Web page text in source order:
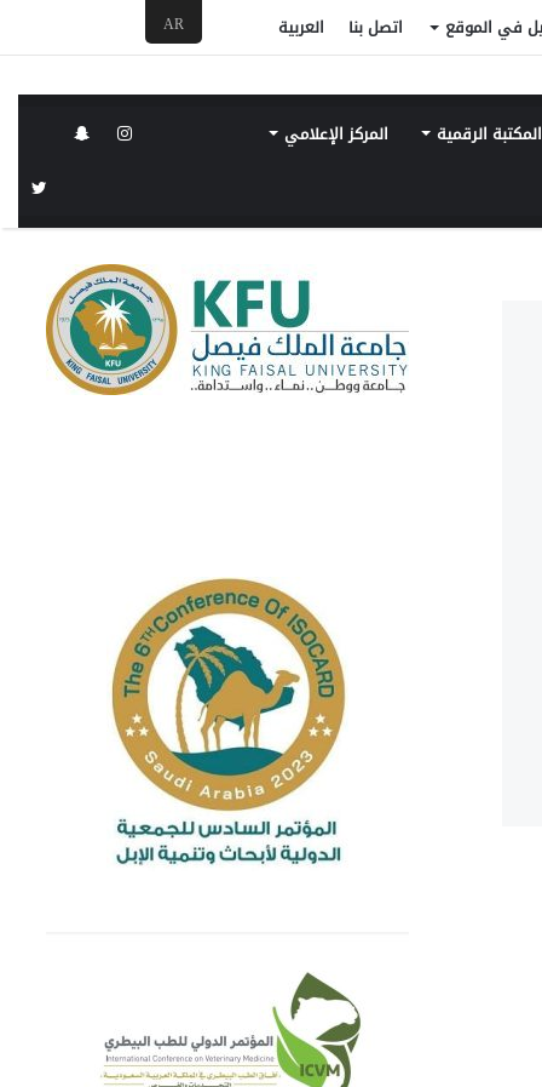
في الموقع اتصل بنا العربية
المكتبة الرقمية المركز الإعلامي
AR